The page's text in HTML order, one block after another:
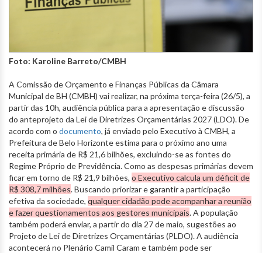
Foto: Karoline Barreto/CMBH
A Comissão de Orçamento e Finanças Públicas da Câmara
Municipal de BH (CMBH) vai realizar, na próxima terça-feira (26/5), a
partir das 10h, audiência pública para a apresentação e discussão
do anteprojeto da Lei de Diretrizes Orçamentárias 2027 (LDO). De
acordo com o documento, já enviado pelo Executivo à CMBH, a
Prefeitura de Belo Horizonte estima para o próximo ano uma
receita primária de R$ 21,6 bilhões, excluindo-se as fontes do
Regime Próprio de Previdência. Como as despesas primárias devem
ficar em torno de R$ 21,9 bilhões, o Executivo calcula um déficit de
R$ 308,7 milhões. Buscando priorizar e garantir a participação
efetiva da sociedade, qualquer cidadão pode acompanhar a reunião
e fazer questionamentos aos gestores municipais. A população
também poderá enviar, a partir do dia 27 de maio, sugestões ao
Projeto de Lei de Diretrizes Orçamentárias (PLDO). A audiência
acontecerá no Plenário Camil Caram e também pode ser